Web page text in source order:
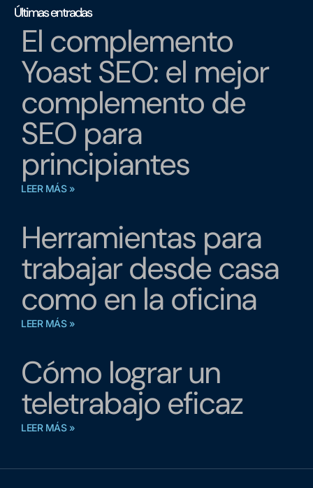
Últimas entradas
El complemento
Yoast SEO: el mejor
complemento de
SEO para
principiantes
LEER MÁS »
Herramientas para
trabajar desde casa
como en la oficina
LEER MÁS »
Cómo lograr un
teletrabajo eficaz
LEER MÁS »